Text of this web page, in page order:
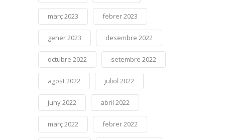
març 2023 febrer 2023
gener 2023 desembre 2022
octubre 2022 setembre 2022
agost 2022 juliol 2022
juny 2022 abril 2022
març 2022 febrer 2022